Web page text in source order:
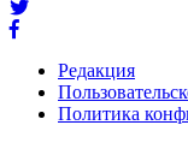
Редакция
Политика